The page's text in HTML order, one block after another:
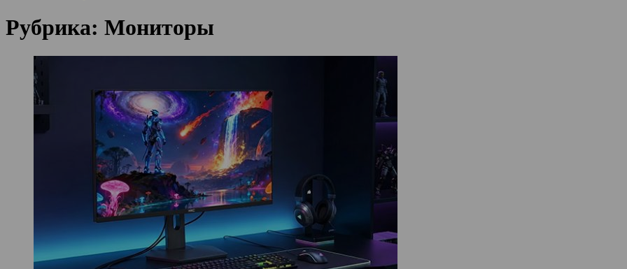
Рубрика: Мониторы